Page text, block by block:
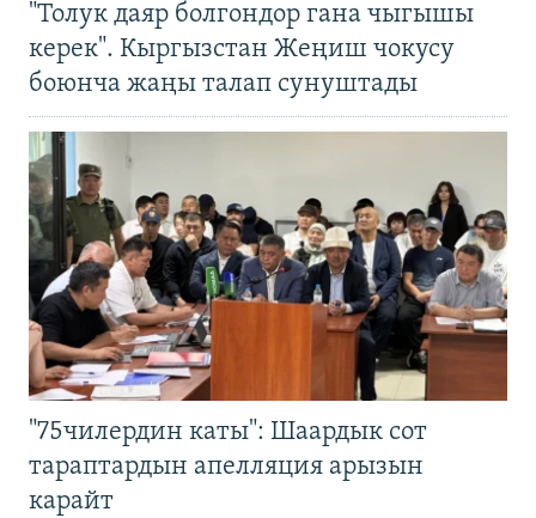
"Толук даяр болгондор гана чыгышы
керек". Кыргызстан Жеңиш чокусу
боюнча жаңы талап сунуштады
"75чилердин каты": Шаардык сот
тараптардын апелляция арызын
карайт